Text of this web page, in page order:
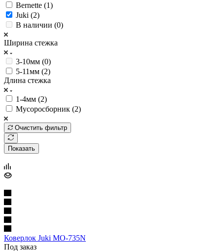
Bernette (1)
Juki (2)
В наличии (0)
Ширина стежка
3-10мм (0)
5-11мм (2)
Длина стежка
1-4мм (2)
Мусоросборник (2)
Очистить фильтр
Показать
Коверлок Juki MO-735N
Под заказ